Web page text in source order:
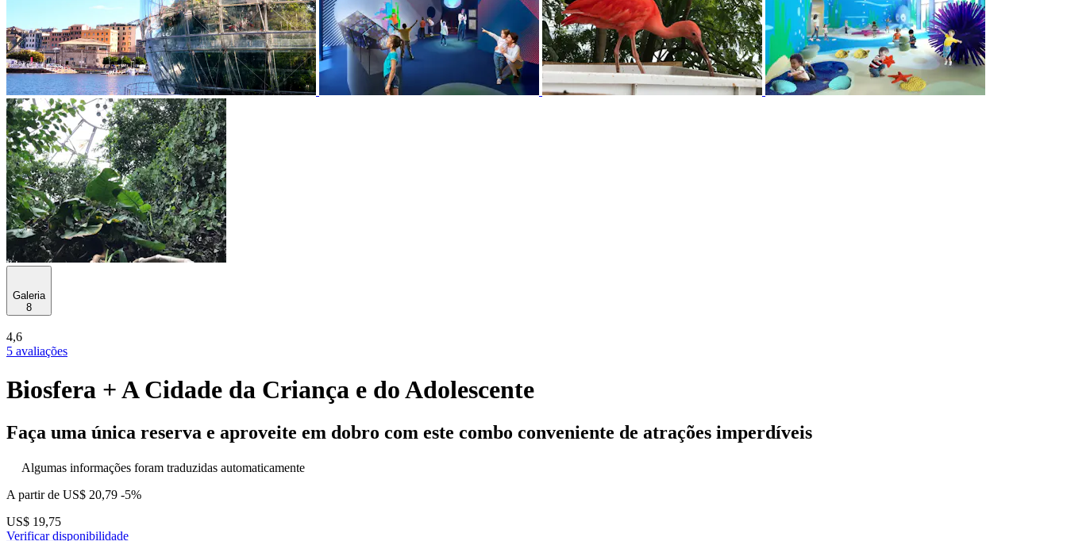
Galeria
8
4,6
5 avaliações
Biosfera + A Cidade da Criança e do Adolescente
Faça uma única reserva e aproveite em dobro com este combo conveniente de atrações imperdíveis
Algumas informações foram traduzidas automaticamente
A partir de US$ 20,79 -5%
US$ 19,75
Verificar disponibilidade